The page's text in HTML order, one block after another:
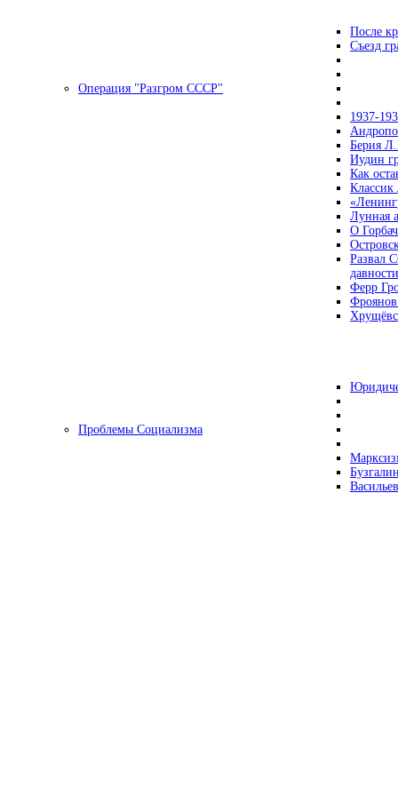
После
Съезд
Операция "Разгром СССР"
1937-
Берия
Иудин
Как
Лунная
О
Развал
давности
Ферр
Проблемы Социализма